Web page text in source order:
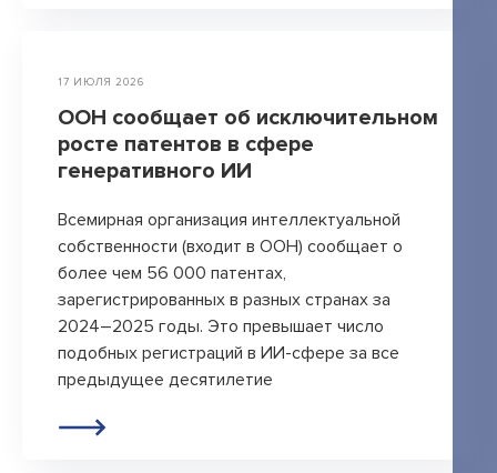
17 ИЮЛЯ 2026
ООН сообщает об исключительном
росте патентов в сфере
генеративного ИИ
Всемирная организация интеллектуальной
собственности (входит в ООН) сообщает о
более чем 56 000 патентах,
зарегистрированных в разных странах за
2024–2025 годы. Это превышает число
подобных регистраций в ИИ-сфере за все
предыдущее десятилетие